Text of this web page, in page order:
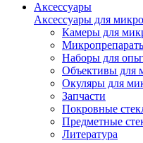
Аксессуары
Аксессуары для
Камеры для
Наборы для
Объективы для
Окуляры для
Запчасти
Покровные
Предметные
Литература